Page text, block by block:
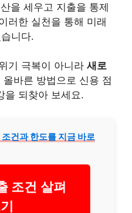
을 세우고 지출을 통제
러한 실천을 통해 미래
니다.
기 극복이 아니라 새로
바른 방법으로 신용 점
을 되찾아 보세요.
조건과 한도를 지금 바로
조건 살펴